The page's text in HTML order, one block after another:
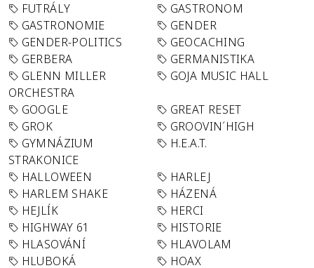
FUTRÁLY
GASTRONOM
GASTRONOMIE
GENDER
GENDER-POLITICS
GEOCACHING
GERBERA
GERMANISTIKA
GLENN MILLER
ORCHESTRA
GOJA MUSIC HALL
GOOGLE
GREAT RESET
GROK
GROOVIN´HIGH
GYMNÁZIUM
STRAKONICE
H.E.A.T.
HALLOWEEN
HARLEJ
HARLEM SHAKE
HÁZENÁ
HEJLÍK
HERCI
HIGHWAY 61
HISTORIE
HLASOVÁNÍ
HLAVOLAM
HLUBOKÁ
HOAX